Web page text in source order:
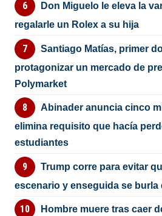
Don Miguelo le eleva la
regalarle un Rolex a su hija
Santiago Matías, primer
protagonizar un mercado de
Polymarket
Abinader anuncia cinco
elimina requisito que hacía
estudiantes
Trump corre para evitar
escenario y enseguida se burla
Hombre muere tras caer